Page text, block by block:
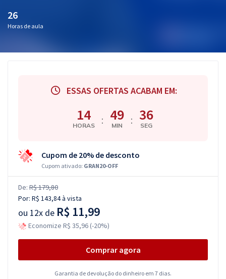
26
Horas de aula
ESSAS OFERTAS ACABAM EM:
14
HORAS : 49
MIN : 35
SEG
Cupom de 20% de desconto
Cupom ativado: GRAN20-OFF
De: R$ 179,80
Por: R$ 143,84à vista
ou 12x de R$ 11,99
Economize R$ 35,96 (-20%)
Comprar agora
Garantia de devolução do dinheiro em 7 dias.